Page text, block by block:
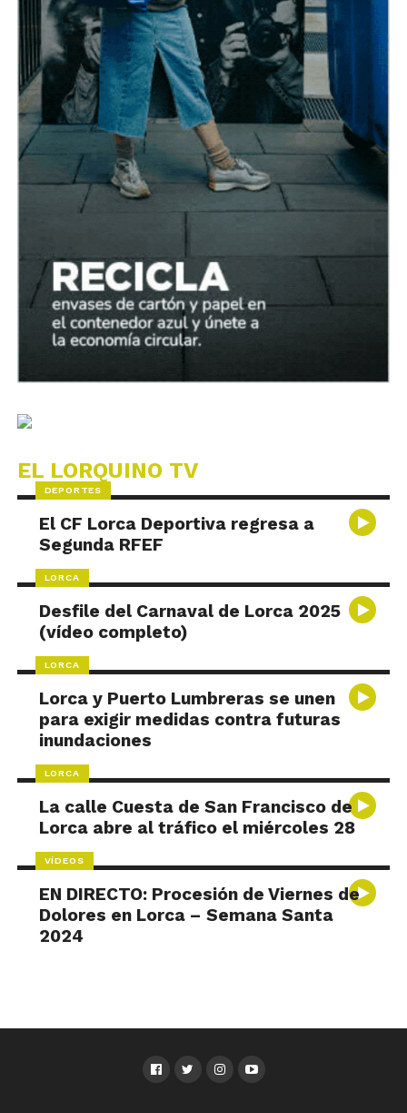
EL LORQUINO TV
DEPORTES
El CF Lorca Deportiva regresa a
Segunda RFEF
LORCA
Desfile del Carnaval de Lorca 2025
(vídeo completo)
LORCA
Lorca y Puerto Lumbreras se unen
para exigir medidas contra futuras
inundaciones
LORCA
La calle Cuesta de San Francisco de
Lorca abre al tráfico el miércoles 28
VÍDEOS
EN DIRECTO: Procesión de Viernes de
Dolores en Lorca – Semana Santa
2024